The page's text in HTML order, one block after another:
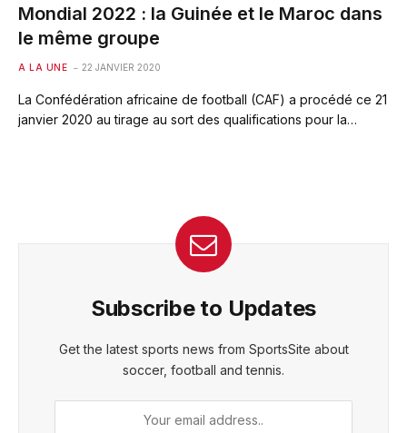
Mondial 2022 : la Guinée et le Maroc dans
le même groupe
A LA UNE 22 JANVIER 2020
La Confédération africaine de football (CAF) a procédé ce 21
janvier 2020 au tirage au sort des qualifications pour la…
Subscribe to Updates
Get the latest sports news from SportsSite about
soccer, football and tennis.